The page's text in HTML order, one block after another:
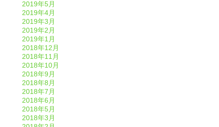
2019年5月
2019年4月
2019年3月
2019年2月
2019年1月
2018年12月
2018年11月
2018年10月
2018年9月
2018年8月
2018年7月
2018年6月
2018年5月
2018年3月